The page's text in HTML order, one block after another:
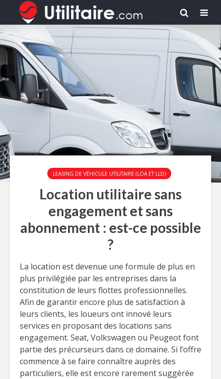
LEASING DE VÉHICULE UTILITAIRE (LOA ET LLD)
Location utilitaire sans
engagement et sans
abonnement : est-ce possible
?
La location est devenue une formule de plus en
plus privilégiée par les entreprises dans la
constitution de leurs flottes professionnelles.
Afin de garantir encore plus de satisfaction à
leurs clients, les loueurs ont innové leurs
services en proposant des locations sans
engagement. Seat, Volkswagen ou Peugeot font
partie des précurseurs dans ce domaine. Si l’offre
commence à se faire connaître auprès des
particuliers, elle est encore rarement suggérée